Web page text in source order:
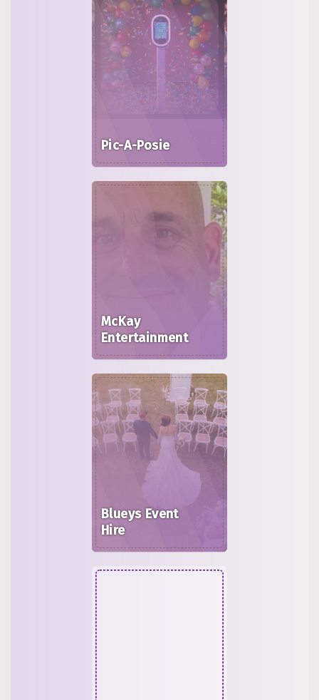
Pic-A-Posie
McKay
Entertainment
Blueys Event
Hire